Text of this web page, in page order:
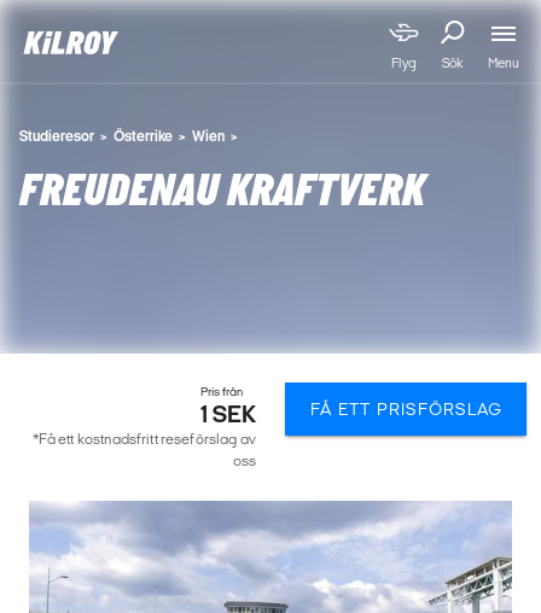
Flyg Sök Menu
Studieresor Österrike Wien
FREUDENAU KRAFTVERK
Pris från
1 SEK
*Få ett kostnadsfritt reseförslag av
oss
FÅ ETT PRISFÖRSLAG